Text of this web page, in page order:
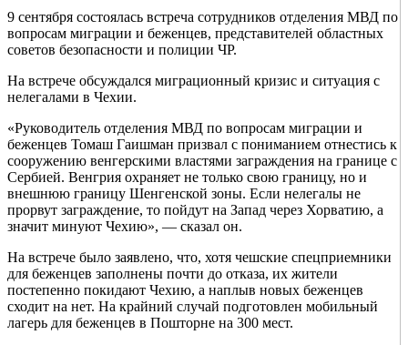
9 сентября состоялась встреча сотрудников отделения МВД по
вопросам миграции и беженцев, представителей областных
советов безопасности и полиции ЧР.
На встрече обсуждался миграционный кризис и ситуация с
нелегалами в Чехии.
«Руководитель отделения МВД по вопросам миграции и
беженцев Томаш Гаишман призвал с пониманием отнестись к
сооружению венгерскими властями заграждения на границе с
Сербией. Венгрия охраняет не только свою границу, но и
внешнюю границу Шенгенской зоны. Если нелегалы не
прорвут заграждение, то пойдут на Запад через Хорватию, а
значит минуют Чехию», — сказал он.
На встрече было заявлено, что, хотя чешские спецприемники
для беженцев заполнены почти до отказа, их жители
постепенно покидают Чехию, а наплыв новых беженцев
сходит на нет. На крайний случай подготовлен мобильный
лагерь для беженцев в Пошторне на 300 мест.